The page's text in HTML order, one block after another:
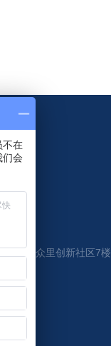
仙二路众里创新社区7楼
不在
们会